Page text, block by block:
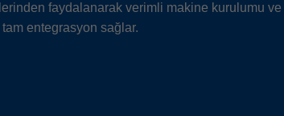
faydalanarak verimli makine kurulumu
tam entegrasyon sağlar.